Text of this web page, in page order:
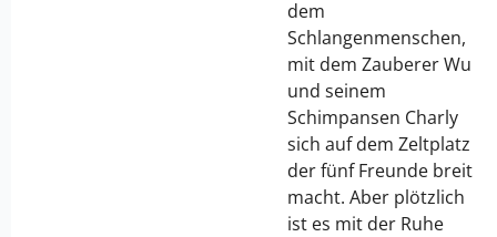
dem
Schlangenmenschen,
mit dem Zauberer Wu
und seinem
Schimpansen Charly
sich auf dem Zeltplatz
der fünf Freunde breit
macht. Aber plötzlich
ist es mit der Ruhe